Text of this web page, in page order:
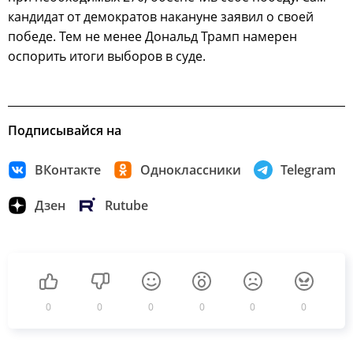
кандидат от демократов накануне заявил о своей
победе. Тем не менее Дональд Трамп намерен
оспорить итоги выборов в суде.
Подписывайся на
ВКонтакте Одноклассники Telegram
Дзен Rutube
0 0 0 0 0 0